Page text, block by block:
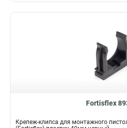
Fortisflex
Крепеж-клипса для монтажного